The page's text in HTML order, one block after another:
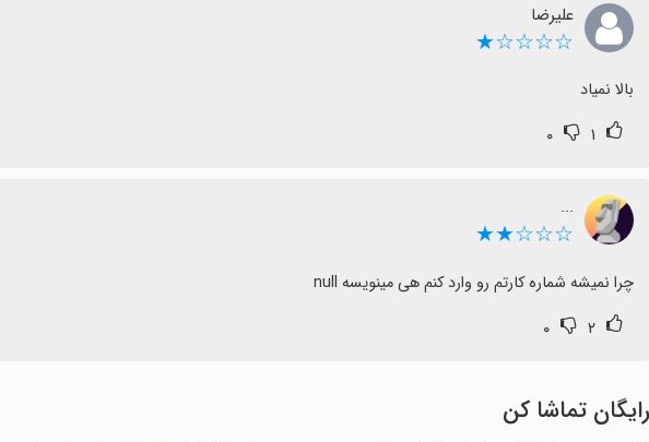
علیرضا
☆☆☆☆★
بالا نمیاد
۱ ۰
...
☆☆☆★★
چرا نمیشه شماره کارتم رو وارد کنم هی مینویسه null
۲ ۰
رایگان تماشا کن